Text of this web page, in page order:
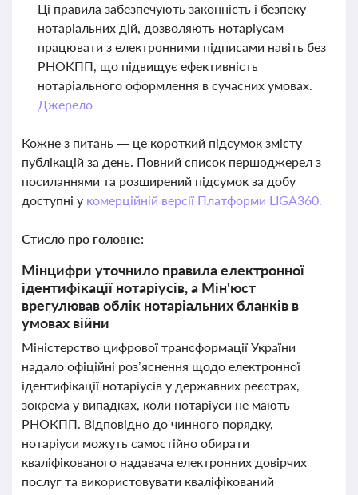
Ці правила забезпечують законність і безпеку
нотаріальних дій, дозволяють нотаріусам
працювати з електронними підписами навіть без
РНОКПП, що підвищує ефективність
нотаріального оформлення в сучасних умовах.
Джерело
Кожне з питань — це короткий підсумок змісту
публікацій за день. Повний список першоджерел з
посиланнями та розширений підсумок за добу
доступні у комерційній версії Платформи LIGA360.
Стисло про головне:
Мінцифри уточнило правила електронної
ідентифікації нотаріусів, а Мін'юст
врегулював облік нотаріальних бланків в
умовах війни
Міністерство цифрової трансформації України
надало офіційні роз’яснення щодо електронної
ідентифікації нотаріусів у державних реєстрах,
зокрема у випадках, коли нотаріуси не мають
РНОКПП. Відповідно до чинного порядку,
нотаріуси можуть самостійно обирати
кваліфікованого надавача електронних довірчих
послуг та використовувати кваліфікований